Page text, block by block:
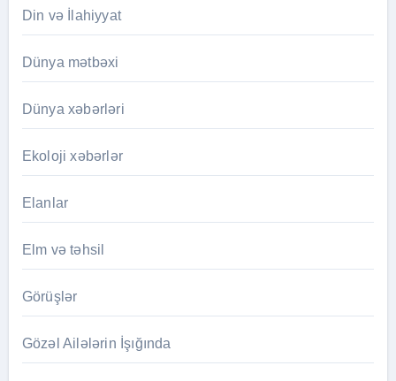
Din və İlahiyyat
Dünya mətbəxi
Dünya xəbərləri
Ekoloji xəbərlər
Elanlar
Elm və təhsil
Görüşlər
Gözəl Ailələrin İşığında